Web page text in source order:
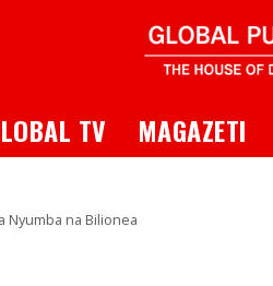
Dropdown
TV MAGAZETI
Nyumba na Bilionea